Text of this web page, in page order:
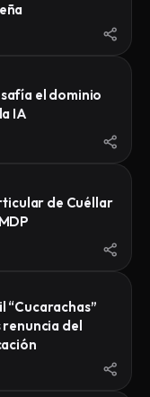
el dominio
IA
de Cuéllar
“Cucarachas”
del